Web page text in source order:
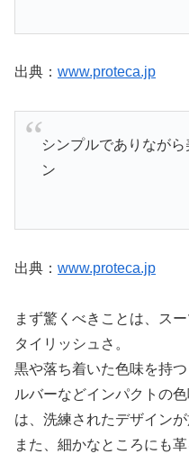
出典： www.proteca.jp
シンプルでありなが
ン
出典： www.proteca.jp
まず驚くべきことは、ス
タイリッシュさ。
黒や落ち着いた色味を持
ルバーなどインパクトの
は、洗練されたデザイン
また、細かなところにも